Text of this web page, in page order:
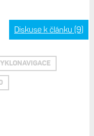
udělal fakt
dokonalé to
takže můžeme
modelů se